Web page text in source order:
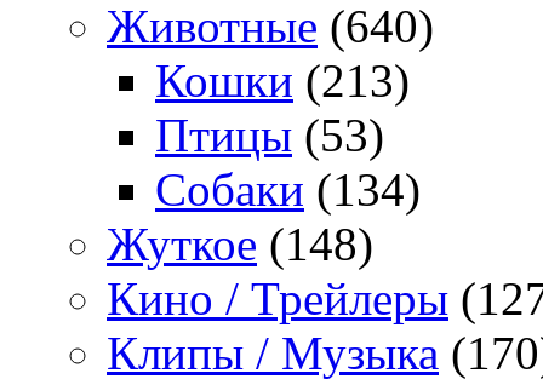
Животные (640)
Кошки (213)
Птицы (53)
Собаки (134)
Жуткое (148)
Кино / Трейлеры
Клипы / Музыка